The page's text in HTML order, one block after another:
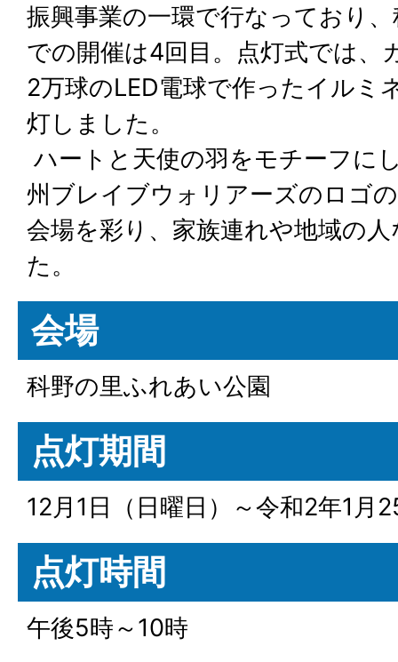
振興事業の一環で行なっており
での開催は4回目。点灯式では、
2万球のLED電球で作ったイルミ
灯しました。
ハートと天使の羽をモチーフに
州ブレイブウォリアーズのロゴ
会場を彩り、家族連れや地域の
た。
会場
科野の里ふれあい公園
点灯期間
12月1日（日曜日）～令和2年1月
点灯時間
午後5時～10時